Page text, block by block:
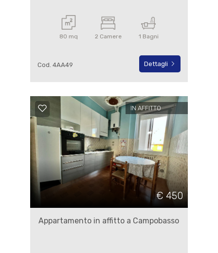
80 mq 2 Camere 1 Bagni
Cod. 4AA49 Dettagli
IN AFFITTO
€ 450
Appartamento in affitto a Campobasso